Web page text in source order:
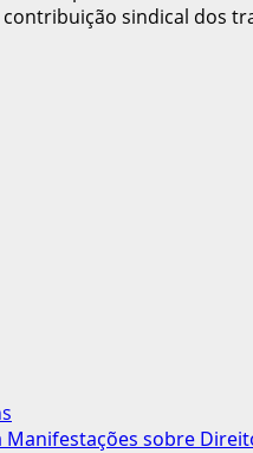
sindical dos
sobre